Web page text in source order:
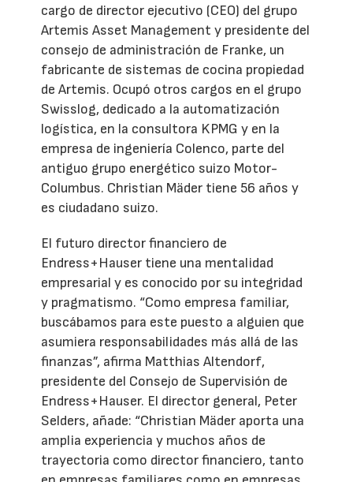
cargo de director ejecutivo (CEO) del grupo
Artemis Asset Management y presidente del
consejo de administración de Franke, un
fabricante de sistemas de cocina propiedad
de Artemis. Ocupó otros cargos en el grupo
Swisslog, dedicado a la automatización
logística, en la consultora KPMG y en la
empresa de ingeniería Colenco, parte del
antiguo grupo energético suizo Motor-
Columbus. Christian Mäder tiene 56 años y
es ciudadano suizo.
El futuro director financiero de
Endress+Hauser tiene una mentalidad
empresarial y es conocido por su integridad
y pragmatismo. “Como empresa familiar,
buscábamos para este puesto a alguien que
asumiera responsabilidades más allá de las
finanzas”, afirma Matthias Altendorf,
presidente del Consejo de Supervisión de
Endress+Hauser. El director general, Peter
Selders, añade: “Christian Mäder aporta una
amplia experiencia y muchos años de
trayectoria como director financiero, tanto